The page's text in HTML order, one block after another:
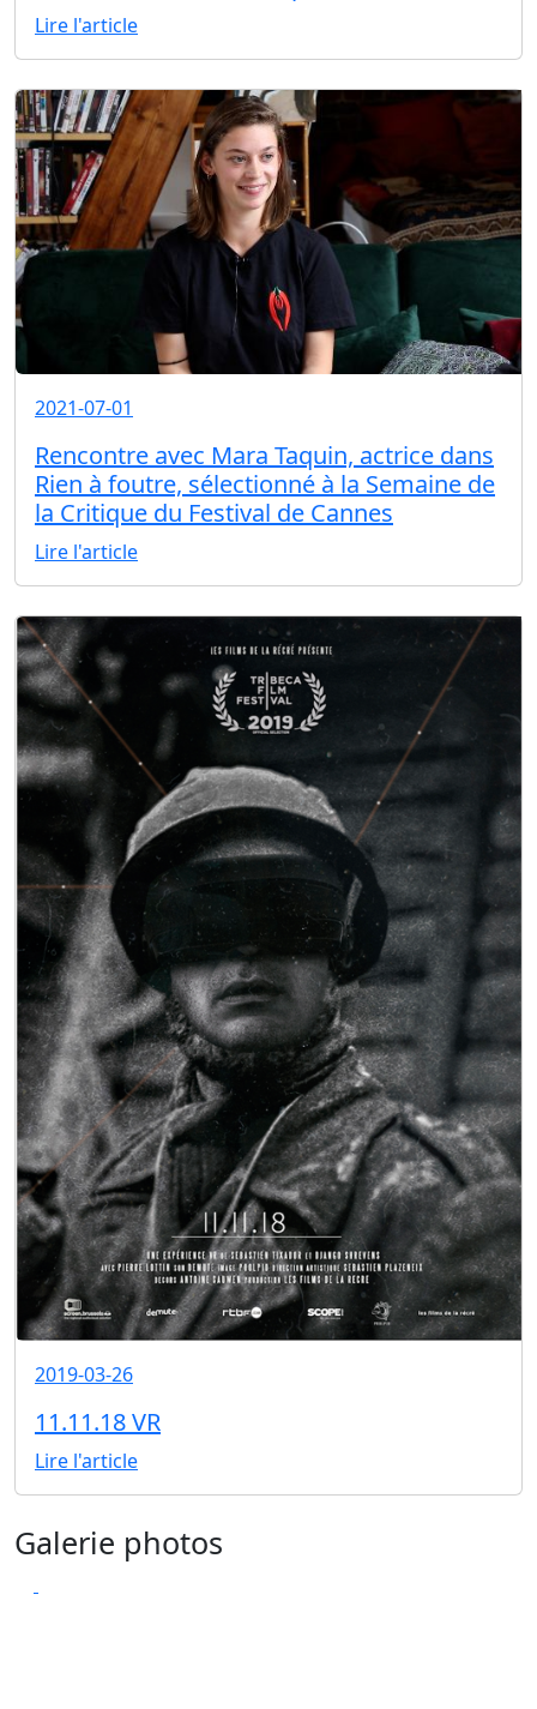
Lire l'article
2021-07-01
Rencontre avec Mara Taquin, actrice dans
Rien à foutre, sélectionné à la Semaine de
la Critique du Festival de Cannes
Lire l'article
2019-03-26
11.11.18 VR
Lire l'article
Galerie photos